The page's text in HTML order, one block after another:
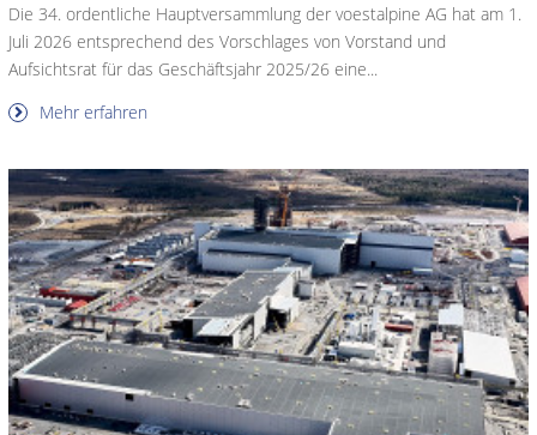
Die 34. ordentliche Hauptversammlung der voestalpine AG hat am 1.
Juli 2026 entsprechend des Vorschlages von Vorstand und
Aufsichtsrat für das Geschäftsjahr 2025/26 eine...
Mehr erfahren